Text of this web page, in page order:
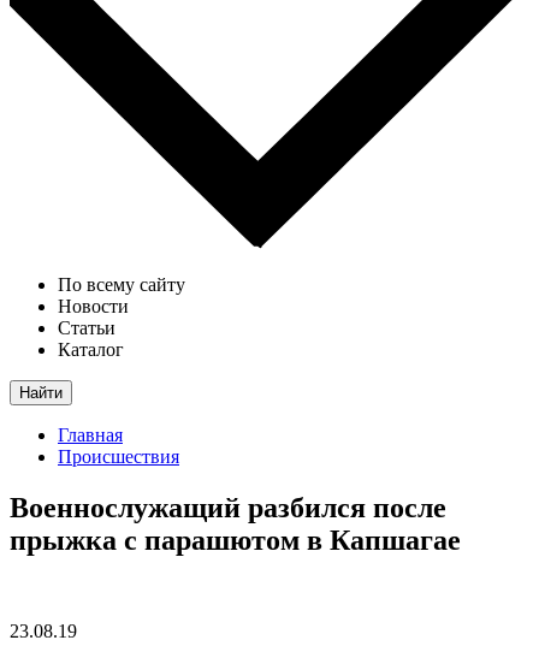
По всему сайту
Новости
Статьи
Каталог
Найти
Главная
Происшествия
Военнослужащий разбился после
прыжка с парашютом в Капшагае
23.08.19